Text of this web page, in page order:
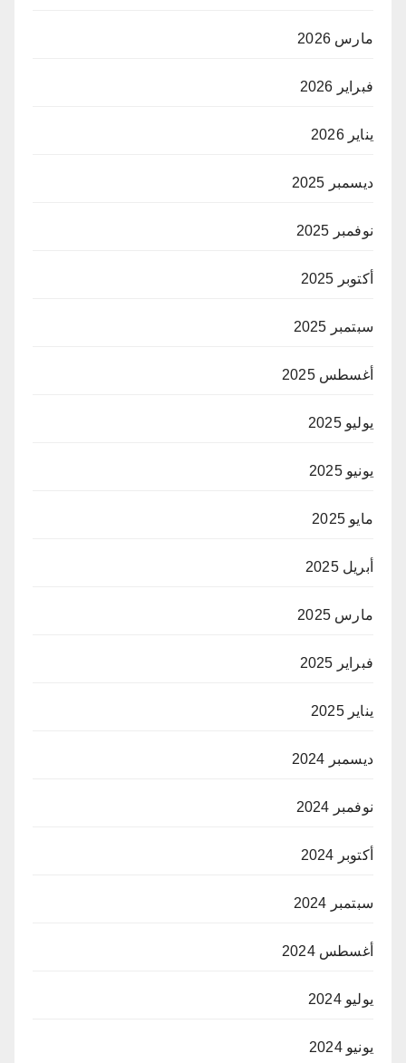
مارس 2026
فبراير 2026
يناير 2026
ديسمبر 2025
نوفمبر 2025
أكتوبر 2025
سبتمبر 2025
أغسطس 2025
يوليو 2025
يونيو 2025
مايو 2025
أبريل 2025
مارس 2025
فبراير 2025
يناير 2025
ديسمبر 2024
نوفمبر 2024
أكتوبر 2024
سبتمبر 2024
أغسطس 2024
يوليو 2024
يونيو 2024